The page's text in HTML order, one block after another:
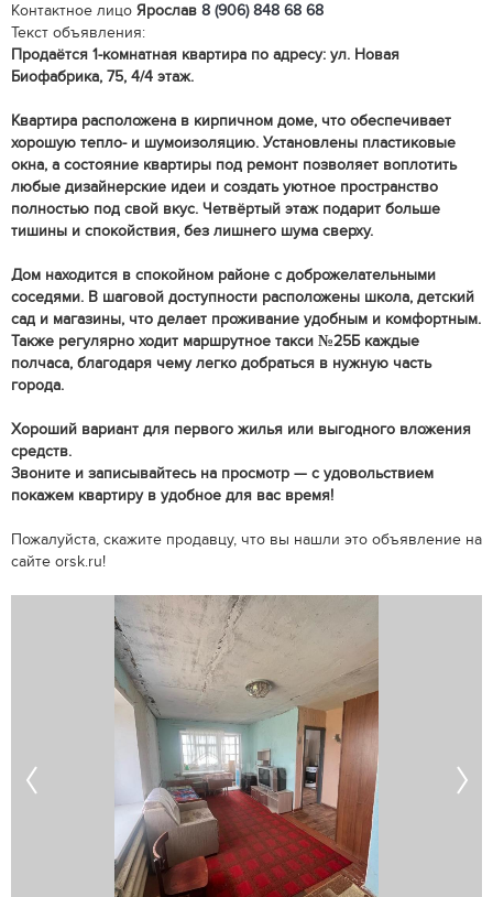
Контактное лицо Ярослав 8 (906) 848 68 68
Текст объявления:
Продаётся 1-комнатная квартира по адресу: ул. Новая
Биофабрика, 75, 4/4 этаж.
Квартира расположена в кирпичном доме, что обеспечивает
хорошую тепло- и шумоизоляцию. Установлены пластиковые
окна, а состояние квартиры под ремонт позволяет воплотить
любые дизайнерские идеи и создать уютное пространство
полностью под свой вкус. Четвёртый этаж подарит больше
тишины и спокойствия, без лишнего шума сверху.
Дом находится в спокойном районе с доброжелательными
соседями. В шаговой доступности расположены школа, детский
сад и магазины, что делает проживание удобным и комфортным.
Также регулярно ходит маршрутное такси №25Б каждые
полчаса, благодаря чему легко добраться в нужную часть
города.
Хороший вариант для первого жилья или выгодного вложения
средств.
Звоните и записывайтесь на просмотр — с удовольствием
покажем квартиру в удобное для вас время!
Пожалуйста, скажите продавцу, что вы нашли это объявление на
сайте orsk.ru!